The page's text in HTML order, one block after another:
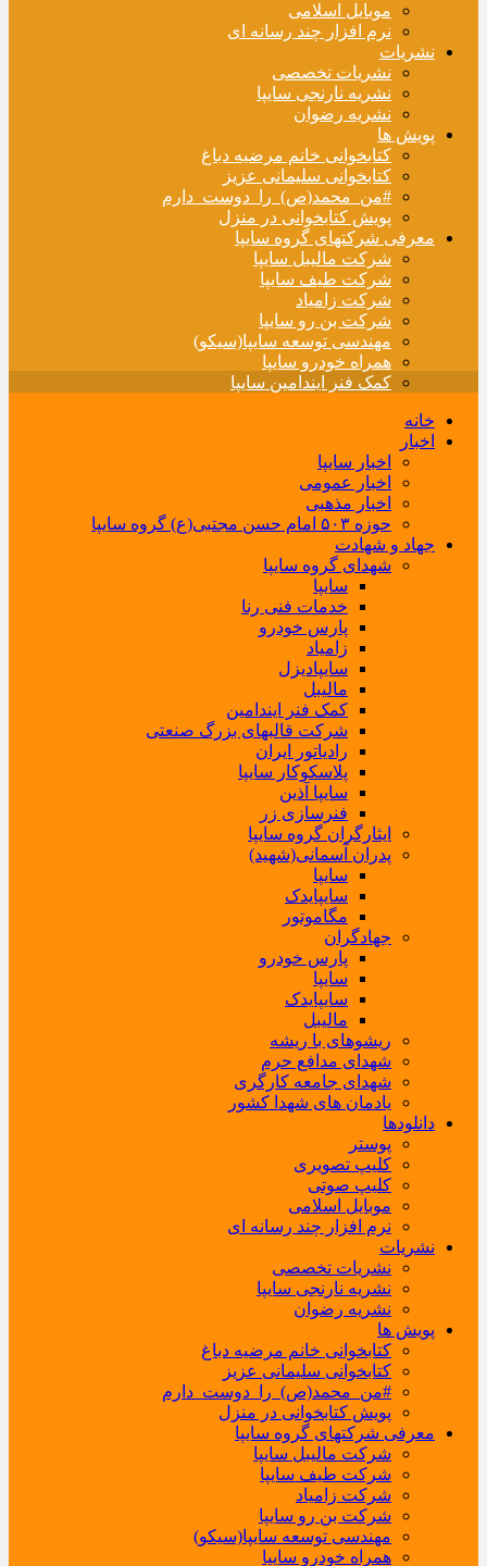
موبایل اسلامی
نرم افزار چند رسانه ای
نشریات
نشریات تخصصی
نشریه نارنجی سایپا
نشریه رضوان
پویش ها
کتابخوانی خانم مرضیه دباغ
کتابخوانی سلیمانی عزیز
#من_محمد(ص)_را_دوست_دارم
پویش کتابخوانی در منزل
معرفی شرکتهای گروه سایپا
شرکت مالیبل سایپا
شرکت طیف سایپا
شرکت زامیاد
شرکت بن رو سایپا
مهندسی توسعه سایپا(سیکو)
همراه خودرو سایپا
کمک فنر ایندامین سایپا
خانه
اخبار
اخبار سایپا
اخبار عمومی
اخبار مذهبی
حوزه ۵۰۳ امام حسن مجتبی(ع) گروه سایپا
جهاد و شهادت
شهدای گروه سایپا
سایپا
خدمات فنی رنا
پارس خودرو
زامیاد
سایپادیزل
مالیبل
کمک فنر ایندامین
شرکت قالبهای بزرگ صنعتی
رادیاتور ایران
پلاسکوکار سایپا
سایپا آذین
فنرسازی زر
ایثارگران گروه سایپا
پدران آسمانی(شهید)
سایپا
سایپایدک
مگاموتور
جهادگران
پارس خودرو
سایپا
سایپایدک
مالیبل
ریشوهای با ریشه
شهدای مدافع حرم
شهدای جامعه کارگری
یادمان های شهدا کشور
دانلودها
پوستر
کلیپ تصویری
کلیپ صوتی
موبایل اسلامی
نرم افزار چند رسانه ای
نشریات
نشریات تخصصی
نشریه نارنجی سایپا
نشریه رضوان
پویش ها
کتابخوانی خانم مرضیه دباغ
کتابخوانی سلیمانی عزیز
#من_محمد(ص)_را_دوست_دارم
پویش کتابخوانی در منزل
معرفی شرکتهای گروه سایپا
شرکت مالیبل سایپا
شرکت طیف سایپا
شرکت زامیاد
شرکت بن رو سایپا
مهندسی توسعه سایپا(سیکو)
همراه خودرو سایپا